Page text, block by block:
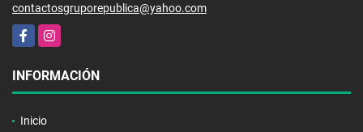
contactosgruporepublica@yahoo.com
FacebookInstagram
INFORMACIÓN
Inicio